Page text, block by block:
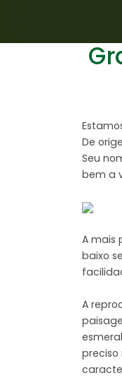
De
Seu
bem a
A mais
baixo
A